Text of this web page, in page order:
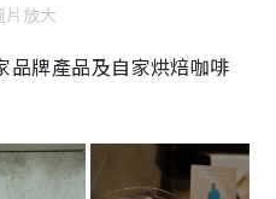
片放大
牌產品及自家烘焙咖啡